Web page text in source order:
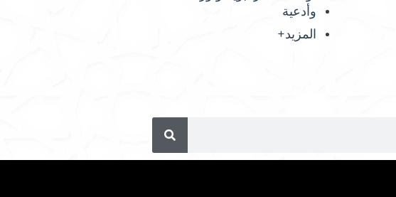
وأدعية
المزيد+